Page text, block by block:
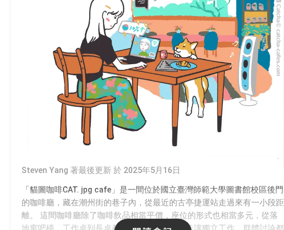
Steven Yang 著最後更新 於 2025年5月16日
「貓圖咖啡CAT. jpg cafe」是一間位於國立臺灣師範大學圖書館校區後門
的咖啡廳，藏在潮州街的巷子內，從最近的古亭捷運站走過來有一小段距
離。 這間咖啡廳除了咖啡飲品相當平價，座位的形式也相當多元，從落